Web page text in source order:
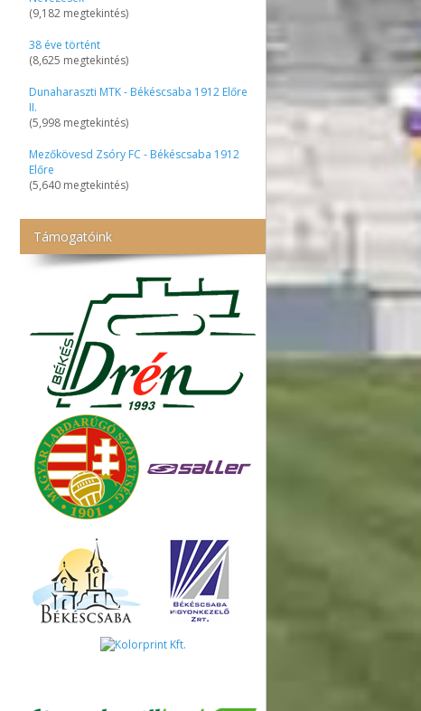
(9,182 megtekintés)
38 éve történt
(8,625 megtekintés)
Dunaharaszti MTK - Békéscsaba 1912 Előre
II.
(5,998 megtekintés)
Mezőkövesd Zsóry FC - Békéscsaba 1912
Előre
(5,640 megtekintés)
Támogatóink